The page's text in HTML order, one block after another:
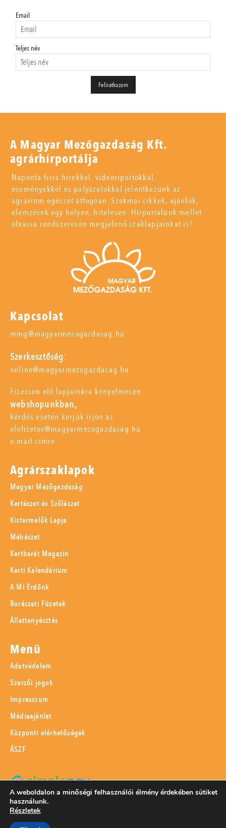
Email
Teljes név
A Magyar Mezőgazdaság Kft.
agrárhírportálja
Naponta friss hírekkel, videóriportokkal,
eseményekkel és pályázatokkal jelentkezünk az
agrárium egészét átfogóan. Szakmai cikkek, ajánlók,
elemzések egy helyen, hitelesen. Hírportálunk mellet
olvassa rendszeresen megjelenő szaklapjainkat is!
Kapcsolat
mmg@magyarmezogazdasag.hu
Szerkesztőség:
online@magyarmezogazdasag.hu
Fizessen elő lapjainkra kényelmesen
webshopunkban,
kérdés esetén kérjük írjon az
elofizetes@magyarmezogazdasag.hu
e-mail címre.
Agrárszaklapok
Magyar Mezőgazdaság
Kertészet és Szőlészet
Kistermelők Lapja
Méhészet
Kertbarát Magazin
Kerti Kalendárium
A Mi Erdőnk
Borászati Füzetek
Állattenyésztés
Menü
Adatvédelem
Szerzői jogok
Impresszum
Médiaajánlat
Központi elérhetőségek
ÁSZF
SimplePay adattovábbítási nyilatkozat
A weboldalon a minőségi felhasználói élmény érdekében sütiket
használunk.
Részletek